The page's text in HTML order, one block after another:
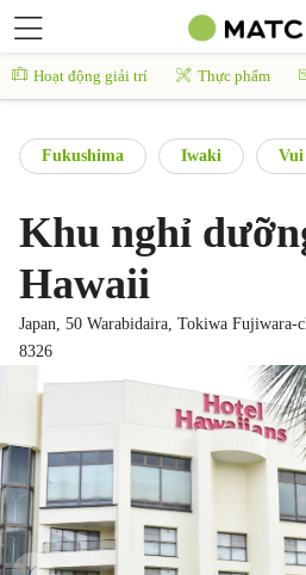
Hoạt động giải trí Thực phẩm
Fukushima Iwaki
Khu nghỉ
Hawaii
Japan, 50 Warabidaira, Tokiwa
8326